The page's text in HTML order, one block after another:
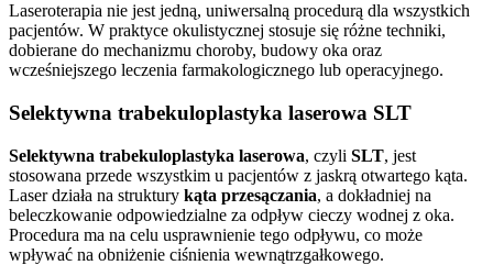
Laseroterapia nie jest jedną, uniwersalną procedurą dla wszystkich
pacjentów. W praktyce okulistycznej stosuje się różne techniki,
dobierane do mechanizmu choroby, budowy oka oraz
wcześniejszego leczenia farmakologicznego lub operacyjnego.
Selektywna trabekuloplastyka laserowa SLT
Selektywna trabekuloplastyka laserowa, czyli SLT, jest
stosowana przede wszystkim u pacjentów z jaskrą otwartego kąta.
Laser działa na struktury kąta przesączania, a dokładniej na
beleczkowanie odpowiedzialne za odpływ cieczy wodnej z oka.
Procedura ma na celu usprawnienie tego odpływu, co może
wpływać na obniżenie ciśnienia wewnątrzgałkowego.